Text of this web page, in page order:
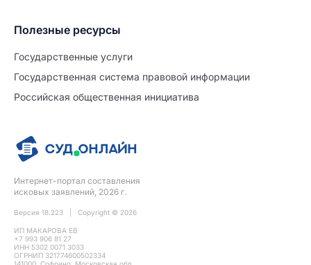
Интернет-портал составления
исковых заявлений, 2026 г.
Версия 18.223 | Copyright © 2026
ИП МАКАРОВА ЕВ
+7 993 906 81 27
ИНН 5302 0071 3033
ОГРНИП 321774600502334
Полезные ресурсы
Государственные услуги
Государственная система правовой информации
Российская общественная инициатива
Продолжите заполнение
Расторжение брака
Уже заполнено
Шаг 0 из 15
№5713453
ПРОДОЛЖИТЬ ЗАПОЛНЕНИЕ